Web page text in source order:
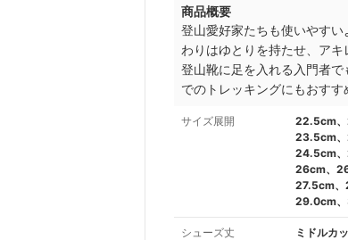
商品概要
登山愛好家たちも使いやす
わりはゆとりを持たせ、ア
登山靴に足を入れる入門者
でのトレッキングにもおすす
サイズ展開
22.5cm、
23.5cm、
24.5cm、
26cm、
27.5cm、
29.0cm
シューズ丈 ミドルカ